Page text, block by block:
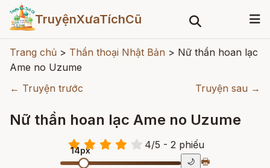
TruyệnXưaTíchCũ
Trang chủ > Thần thoại Nhật Bản > Nữ thần hoan lạc
Ame no Uzume
← Truyện trước
Truyện sau →
Nữ thần hoan lạc Ame no Uzume
4/5 - 2phiếu
14px
🌙 🖶